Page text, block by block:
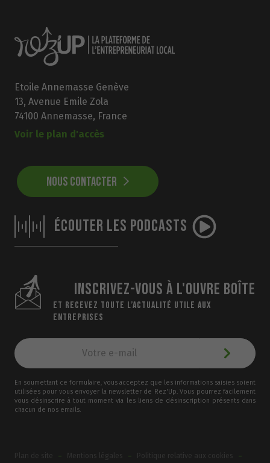
Etoile Annemasse Genève
13, Avenue Emile Zola
74100 Annemasse, France
Voir le plan d'accès
NOUS CONTACTER
ÉCOUTER LES PODCASTS
INSCRIVEZ-VOUS À L'OUVRE BOÎTE
ET RECEVEZ TOUTE L’ACTUALITÉ UTILE AUX
ENTREPRISES
En soumettant ce formulaire, vous acceptez que les informations saisies soient
utilisées pour vous envoyer la newsletter de Rez'Up. Vous pourrez facilement
vous désinscrire à tout moment via les liens de désinscription présents dans
chacun de nos emails.
Plan de site - Mentions légales - Politique relative aux cookies -